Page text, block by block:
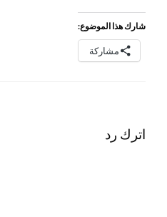
شارك هذا الموضوع:
مشاركة
اترك رد